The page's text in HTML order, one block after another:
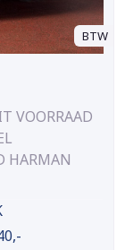
BTW
VOORRAAD
HARMAN